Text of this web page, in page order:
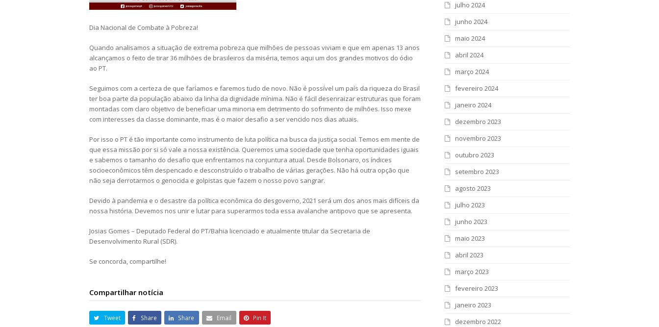
Dia Nacional de Combate à Pobreza!
Quando analisamos a situação de extrema pobreza que milhões de pessoas viviam e que em apenas 13 anos
alcançamos o feito de tirar 36 milhões de brasileiros da miséria, temos aqui um dos grandes motivos do ódio
ao PT.
Seguimos com a certeza de que faríamos e faremos tudo de novo. Não é possível um país da riqueza do Brasil
ter boa parte da população abaixo da linha da dignidade mínima. Não é fácil desenraizar estruturas que foram
montadas com claro objetivo de beneficiar uma minoria em detrimento do sofrimento de milhões. Isso mexe
com interesses da classe dominante, mas é o maior desafio a ser vencido nos dias atuais.
Por isso o PT é tão importante como instrumento de luta política na busca da justiça social. Temos em mente de
que essa missão por si só vale a nossa existência. Queremos uma sociedade que tenha oportunidades iguais
e sabemos o tamanho do desafio que enfrentamos na conjuntura atual. Desde Bolsonaro, os índices
socioeconômicos têm despencado e desconstruído o trabalho de várias gerações. Não há outra opção que
não seja derrotarmos o genocida e golpistas que fazem o nosso povo sangrar.
Devido à pandemia e o desastre da política econômica do desgoverno, 2021 será um dos anos mais difíceis da
nossa história. Devemos nos unir e lutar para superarmos toda essa avalanche antipovo que se apresenta.
Josias Gomes – Deputado Federal do PT/Bahia licenciado e atualmente titular da Secretaria de
Desenvolvimento Rural (SDR).
Se concorda, compartilhe!
Compartilhar notícia
Tweet Share Share Email Pin It
julho 2024
junho 2024
maio 2024
abril 2024
março 2024
fevereiro 2024
janeiro 2024
dezembro 2023
novembro 2023
outubro 2023
setembro 2023
agosto 2023
julho 2023
junho 2023
maio 2023
abril 2023
março 2023
fevereiro 2023
janeiro 2023
dezembro 2022